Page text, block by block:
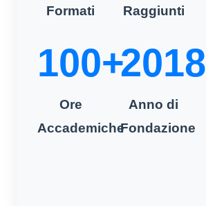
Formati
Raggiunti
100+
Ore
Accademiche
2018
Anno di
Fondazione